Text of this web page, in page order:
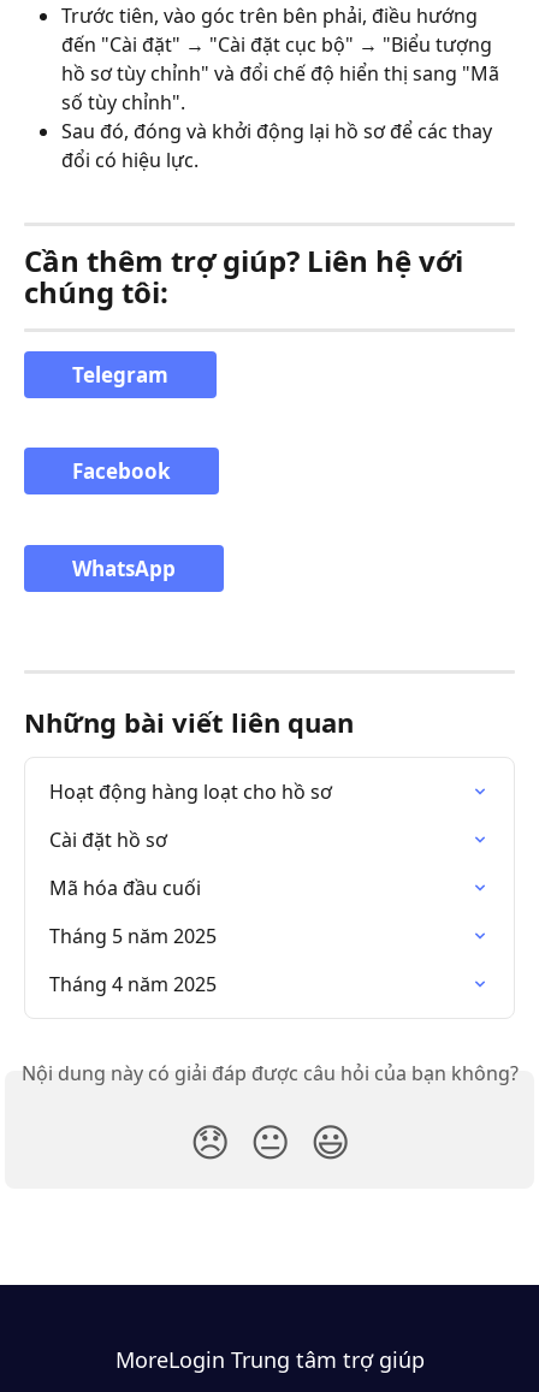
Trước tiên, vào góc trên bên phải, điều hướng
đến "Cài đặt" → "Cài đặt cục bộ" → "Biểu tượng
hồ sơ tùy chỉnh" và đổi chế độ hiển thị sang "Mã
số tùy chỉnh".
Sau đó, đóng và khởi động lại hồ sơ để các thay
đổi có hiệu lực.
Cần thêm trợ giúp? Liên hệ với
chúng tôi:
Telegram
Facebook
WhatsApp
Những bài viết liên quan
Hoạt động hàng loạt cho hồ sơ
Cài đặt hồ sơ
Mã hóa đầu cuối
Tháng 5 năm 2025
Tháng 4 năm 2025
Nội dung này có giải đáp được câu hỏi của bạn không?
😞 😐 😃
MoreLogin Trung tâm trợ giúp